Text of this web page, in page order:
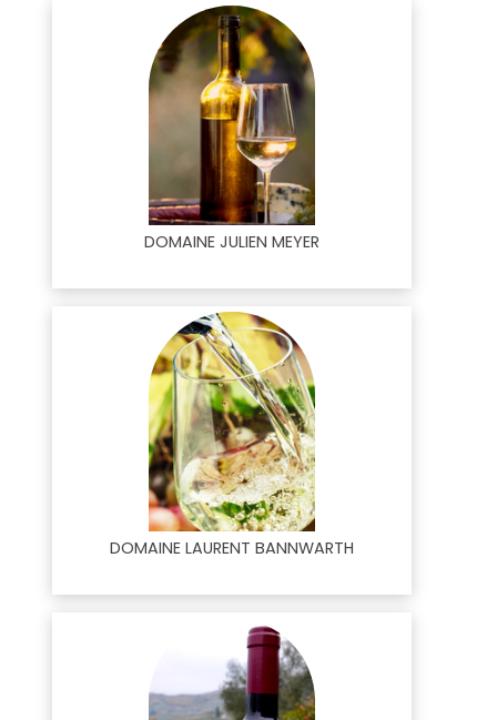
DOMAINE JULIEN MEYER
DOMAINE LAURENT BANNWARTH